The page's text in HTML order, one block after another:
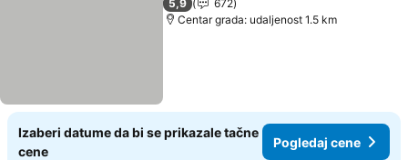
5,9
672
Centar grada: udaljenost 1.5 km
Izaberi datume da bi se prikazale tačne
cene
Pogledaj cene